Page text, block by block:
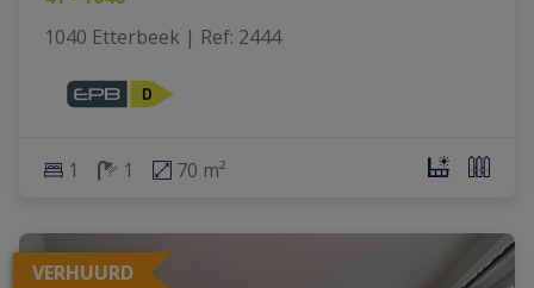
1040 Etterbeek | Ref: 2444
1 1 70 m²
VERHUURD